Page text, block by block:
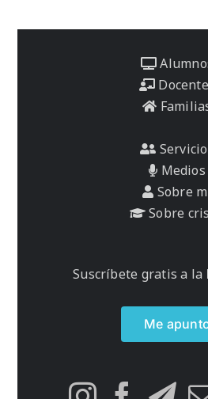
Medios
Sobre
Sobre
Suscríbete gratis a la
Me